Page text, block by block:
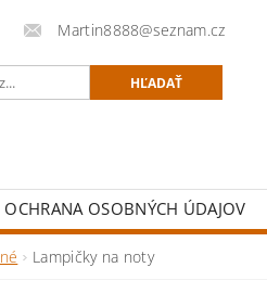
Martin8888@seznam.cz
OCHRANA OSOBNÝCH ÚDAJOV
Lampičky na noty